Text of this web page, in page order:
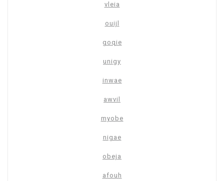
vleia
ouijl
goqie
unigy
inwae
awvil
myobe
nigae
obeja
afouh